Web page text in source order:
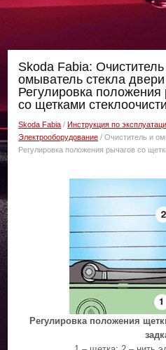
Skoda Fabia: Очиститель
омыватель стекла
Регулировка положения
со щетками
Skoda Fabia /Инструкция по
Электрооборудование / Очиститель и
Регулировка положения рычагов со
Регулировка положения